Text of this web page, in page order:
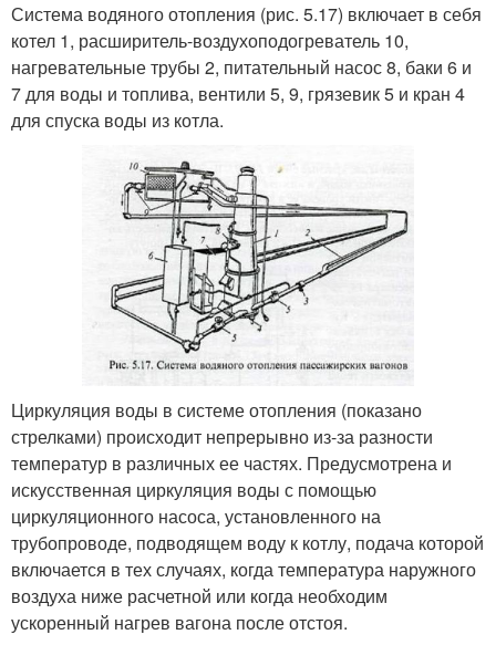
Система водяного отопления (рис. 5.17) включает в себя
котел 1, расширитель-воздухоподогреватель 10,
нагревательные трубы 2, питательный насос 8, баки 6 и
7 для воды и топлива, вентили 5, 9, грязевик 5 и кран 4
для спуска воды из котла.
Циркуляция воды в системе отопления (показано
стрелками) происходит непрерывно из-за разности
температур в различных ее частях. Предусмотрена и
искусственная циркуляция воды с помощью
циркуляционного насоса, установленного на
трубопроводе, подводящем воду к котлу, подача которой
включается в тех случаях, когда температура наружного
воздуха ниже расчетной или когда необходим
ускоренный нагрев вагона после отстоя.